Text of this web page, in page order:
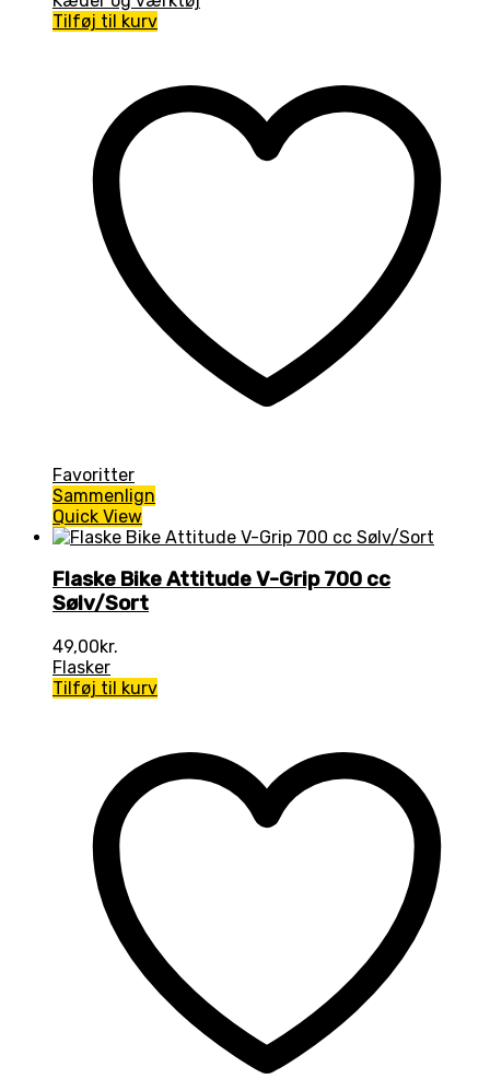
Tilføj til kurv
Favoritter
Sammenlign
Quick View
Flaske Bike Attitude V-Grip 700 cc
Sølv/Sort
49,00kr.
Flasker
Tilføj til kurv